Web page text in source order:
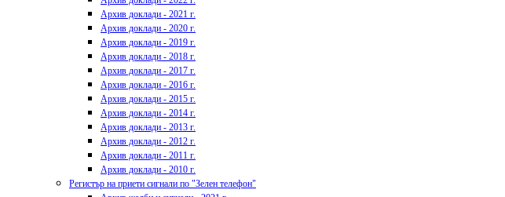
Архив доклади - 2021 г.
Архив доклади - 2020 г.
Архив доклади - 2019 г.
Архив доклади - 2018 г.
Архив доклади - 2017 г.
Архив доклади - 2016 г.
Архив доклади - 2015 г.
Архив доклади - 2014 г.
Архив доклади - 2013 г.
Архив доклади - 2012 г.
Архив доклади - 2011 г.
Архив доклади - 2010 г.
Регистър на приети сигнали по "Зелен телефон"